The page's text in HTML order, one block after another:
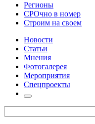
Регионы
СРОчно в номер
Строим на своем
Новости
Статьи
Мнения
Фотогалерея
Мероприятия
Спецпроекты